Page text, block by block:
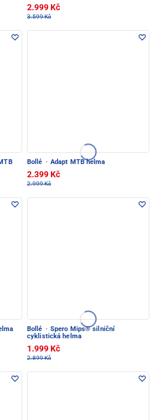
2.999 Kč
3.599 Kč
Bollé · Adapt MTB helma
2.399 Kč
2.999 Kč
Bollé · Spero Mips® silniční
cyklistická helma
1.999 Kč
2.899 Kč